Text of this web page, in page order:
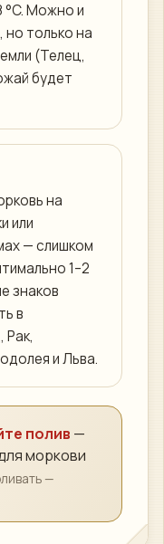
°C. Можно и
но только на
(Телец,
будет
на
или
— слишком
1–2
знаков
в
Рак,
и Льва.
полив —
моркови
—